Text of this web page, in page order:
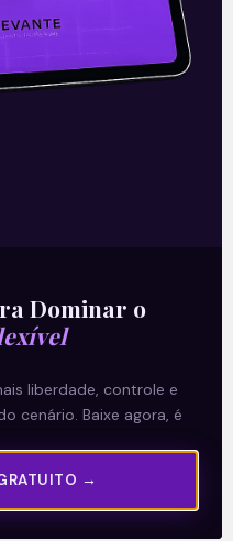
Dominar o
liberdade, controle e
cenário. Baixe agora, é
→